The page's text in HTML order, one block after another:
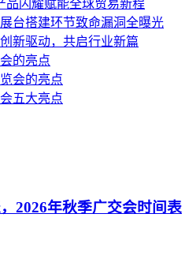
品闪耀赋能全球贸易新程
台搭建环节致命漏洞全曝光
新驱动，共启行业新篇
的亮点
会的亮点
五大亮点
2026年秋季广交会时间表